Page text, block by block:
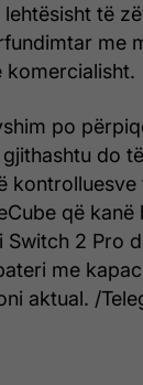
të
me
komercialisht.
po
do
kontrolluesve
që
Switch 2 Pro
me
aktual. /